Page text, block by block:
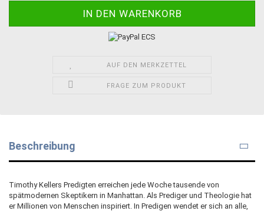
AUF DEN MERKZETTEL
FRAGE ZUM PRODUKT
Beschreibung
Timothy Kellers Predigten erreichen jede Woche tausende von
spätmodernen Skeptikern in Manhattan. Als Prediger und Theologie hat
er Millionen von Menschen inspiriert. In Predigen wendet er sich an alle,